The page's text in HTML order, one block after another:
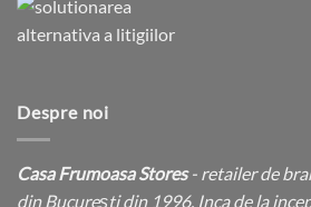
Despre noi
Casa Frumoasa Stores- retailer de
din București din 1996. Inca de la